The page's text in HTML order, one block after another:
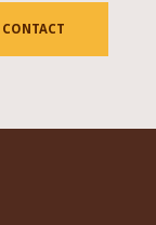
CONTACT